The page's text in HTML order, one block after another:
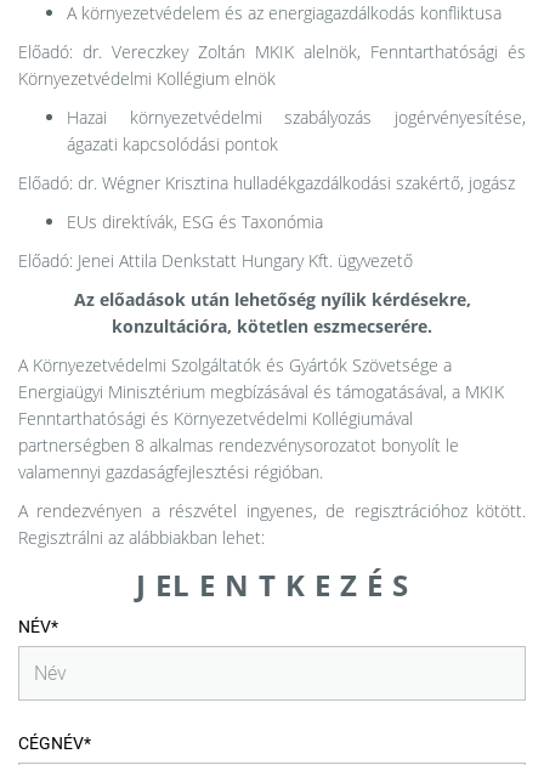
A környezetvédelem és az energiagazdálkodás konfliktusa
Előadó: dr. Vereczkey Zoltán MKIK alelnök, Fenntarthatósági és
Környezetvédelmi Kollégium elnök
Hazai környezetvédelmi szabályozás jogérvényesítése,
ágazati kapcsolódási pontok
Előadó: dr. Wégner Krisztina hulladékgazdálkodási szakértő, jogász
EUs direktívák, ESG és Taxonómia
Előadó: Jenei Attila Denkstatt Hungary Kft. ügyvezető
Az előadások után lehetőség nyílik kérdésekre,
konzultációra, kötetlen eszmecserére.
A Környezetvédelmi Szolgáltatók és Gyártók Szövetsége a
Energiaügyi Minisztérium megbízásával és támogatásával, a MKIK
Fenntarthatósági és Környezetvédelmi Kollégiumával
partnerségben 8 alkalmas rendezvénysorozatot bonyolít le
valamennyi gazdaságfejlesztési régióban.
A rendezvényen a részvétel ingyenes, de regisztrációhoz kötött.
Regisztrálni az alábbiakban lehet:
J EL E N T K E Z É S
NÉV*
CÉGNÉV*